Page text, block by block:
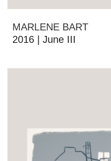
MARLENE BART
2016 | June III